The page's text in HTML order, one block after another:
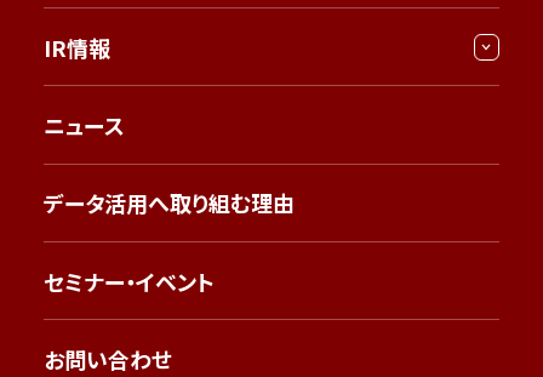
IR情報
ニュース
データ活用へ取り組む理由
セミナー・イベント
お問い合わせ